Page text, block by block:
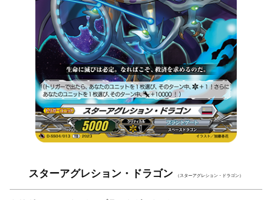
スターアグレション・ドラゴン （スターアグレション・ドラゴン）